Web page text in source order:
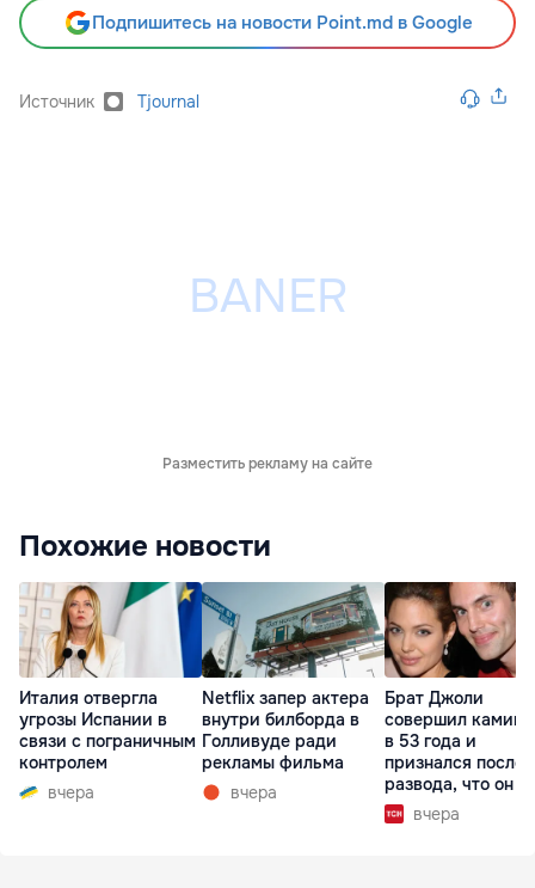
Подпишитесь на новости Point.md в Google
Источник Tjournal
Разместить рекламу на сайте
Похожие новости
Италия отвергла
угрозы Испании в
связи с пограничным
контролем
вчера
Netflix запер актера
внутри билборда в
Голливуде ради
рекламы фильма
вчера
Брат Джоли
совершил
в 53 года и
признался после
развода, что он
вчера